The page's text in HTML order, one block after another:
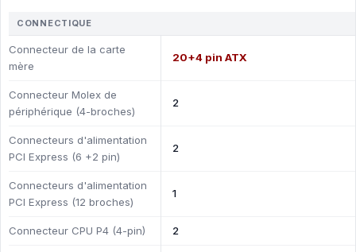
CONNECTIQUE
Connecteur de la carte
mère
20+4 pin ATX
Connecteur Molex de
périphérique (4-broches)
2
Connecteurs d'alimentation
PCI Express (6 +2 pin)
2
Connecteurs d'alimentation
PCI Express (12 broches)
1
Connecteur CPU P4 (4-pin) 2